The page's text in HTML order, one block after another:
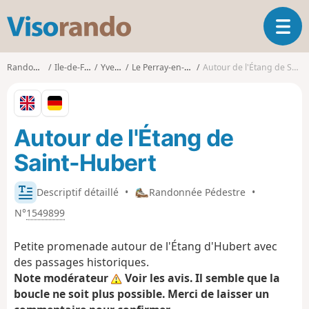
s
o
o
O
u
Randonnées Ile-de-France Yvelines Le Perray-en-Yvelines Autour de l'Étang de Saint-Hubert
Descriptif détaillé • Randonnée Pédestre •
N°1549899
Autour de l'Étang de
Saint-Hubert
Petite promenade autour de l'Étang d'Hubert avec
des passages historiques.
Note modérateur
Voir les avis. Il semble que la
boucle ne soit plus possible. Merci de laisser un